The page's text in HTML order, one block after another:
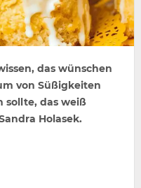
das wünschen
von Süßigkeiten
sollte, das weiß
Holasek.